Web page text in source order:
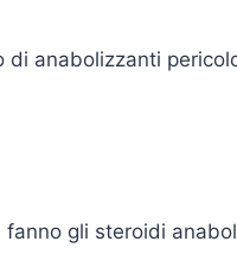
di anabolizzanti
gli steroidi